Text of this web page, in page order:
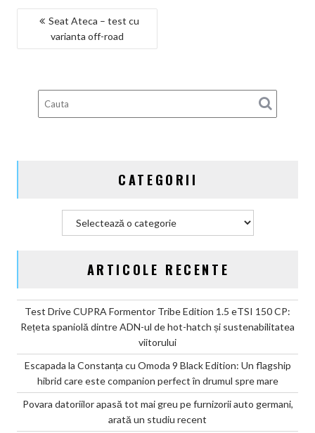
NAVIGARE
Seat Ateca – test cu
varianta off-road
CATEGORII
ARTICOLE RECENTE
Test Drive CUPRA Formentor Tribe Edition 1.5 eTSI 150 CP:
Rețeta spaniolă dintre ADN-ul de hot-hatch și sustenabilitatea
viitorului
Escapada la Constanța cu Omoda 9 Black Edition: Un flagship
hibrid care este companion perfect în drumul spre mare
Povara datoriilor apasă tot mai greu pe furnizorii auto germani,
arată un studiu recent